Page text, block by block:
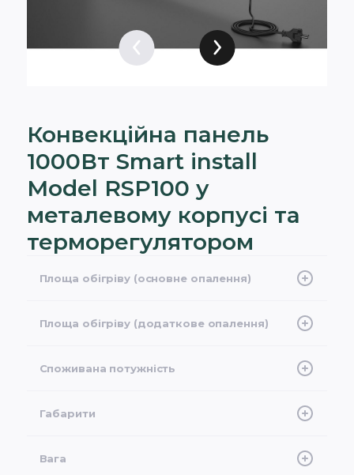
Конвекційна панель
1000Вт Smart install
Model RSP100 у
металевому корпусі та
терморегулятором
Площа обігріву (основне опалення)
Площа обігріву (додаткове опалення)
Споживана потужність
Габарити
Вага